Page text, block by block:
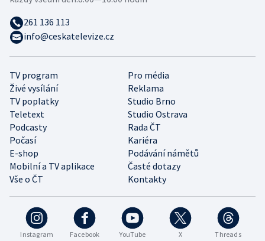
Instagram Facebook YouTube X Threads
TV program
Pro média
Živé vysílání
Reklama
TV poplatky
Studio Brno
Teletext
Studio Ostrava
Podcasty
Rada ČT
Počasí
Kariéra
E-shop
Podávání námětů
Mobilní a TV aplikace
Časté dotazy
Vše o ČT
Kontakty
261 136 113
info@ceskatelevize.cz